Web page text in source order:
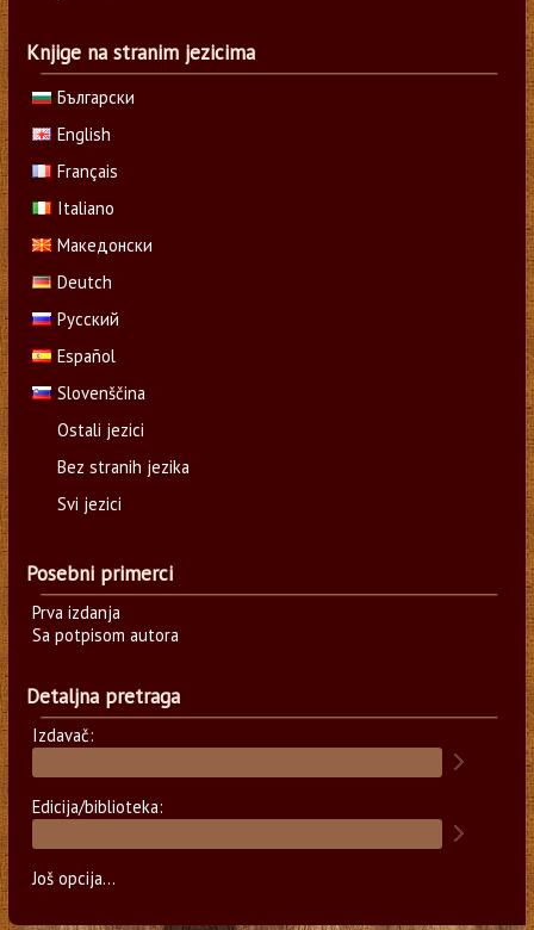
Knjige na stranim jezicima
Български
English
Français
Italiano
Македонски
Deutch
Русский
Español
Slovenščina
Ostali jezici
Bez stranih jezika
Svi jezici
Posebni primerci
Prva izdanja
Sa potpisom autora
Detaljna pretraga
Izdavač:
Edicija/biblioteka:
Još opcija...